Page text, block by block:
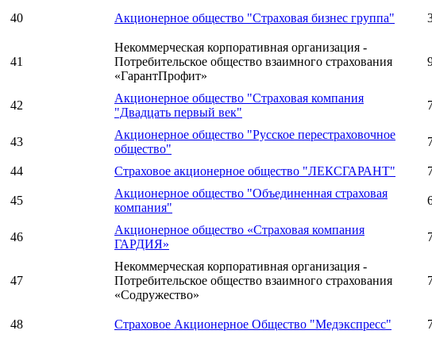
40 Акционерное общество "Страховая бизнес группа"
41
Некоммерческая корпоративная организация -
Потребительское общество взаимного страхования
«ГарантПрофит»
42
Акционерное общество "Страховая компания
"Двадцать первый век"
43
Акционерное общество "Русское перестраховочное
общество"
44 Страховое акционерное общество "ЛЕКСГАРАНТ"
45
Акционерное общество "Объединенная страховая
компания"
46
Акционерное общество «Страховая компания
ГАРДИЯ»
47
Некоммерческая корпоративная организация -
Потребительское общество взаимного страхования
«Содружество»
48 Страховое Акционерное Общество "Медэкспресс"